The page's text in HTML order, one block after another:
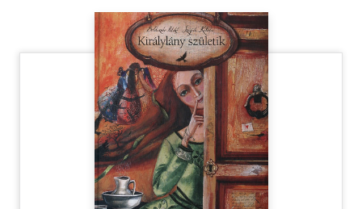
Hobbi, szabadidő
Szótár, nyelvkönyv
Tankönyv, segédkönyv